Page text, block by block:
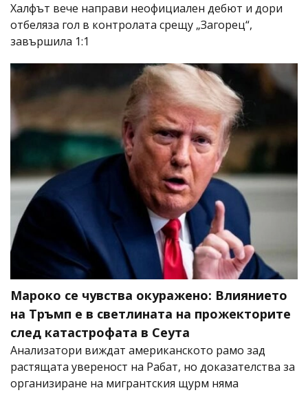
Халфът вече направи неофициален дебют и дори
отбеляза гол в контролата срещу „Загорец“,
завършила 1:1
Мароко се чувства окуражено: Влиянието
на Тръмп е в светлината на прожекторите
след катастрофата в Сеута
Анализатори виждат американското рамо зад
растящата увереност на Рабат, но доказателства за
организиране на мигрантския щурм няма